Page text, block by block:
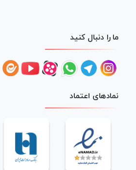
ما را دنبال کنید
نمادهای اعتماد